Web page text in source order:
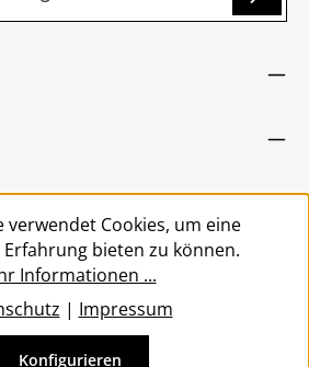
(*) markierten Felder sind
verwendet Cookies, um eine
bieten zu können.
Informationen ...
| Impressum
Konfigurieren